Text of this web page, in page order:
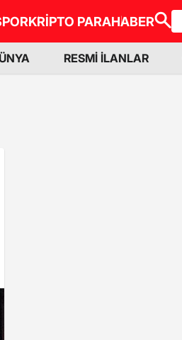
KRİPTO PARAHABER
RESMİ İLANLAR